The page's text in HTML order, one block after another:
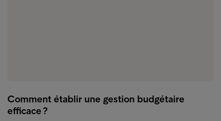
Comment établir une gestion budgétaire
efficace ?